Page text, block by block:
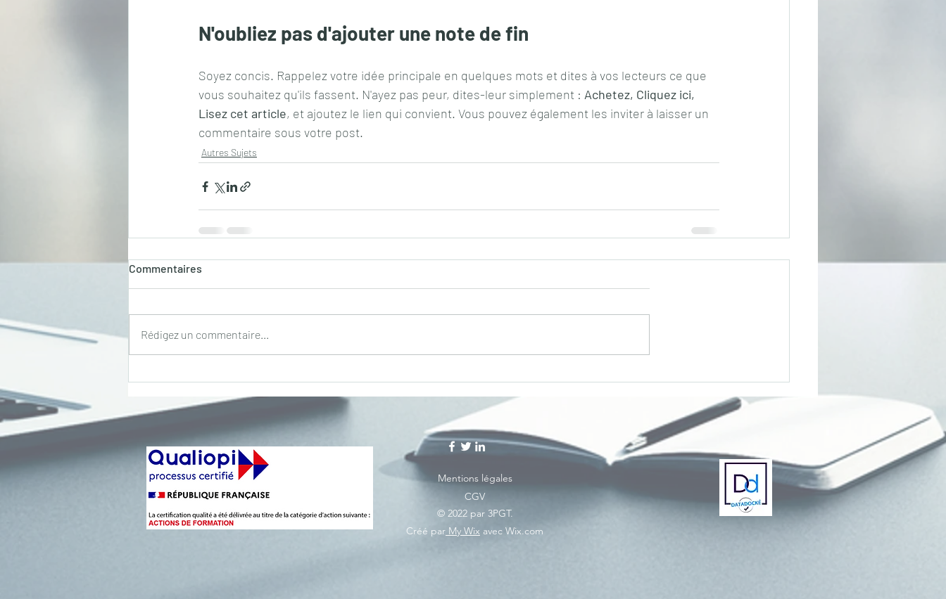
N'oubliez pas d'ajouter une note de fin
Soyez concis. Rappelez votre idée principale en quelques mots et dites à vos lecteurs ce que
vous souhaitez qu'ils fassent. N'ayez pas peur, dites-leur simplement : Achetez, Cliquez ici,
Lisez cet article, et ajoutez le lien qui convient. Vous pouvez également les inviter à laisser un
commentaire sous votre post.
Autres Sujets
Commentaires
Rédigez un commentaire...
Mentions légales
© 2022 par 3PGT.
Créé par My Wix avec Wix.com
CGV